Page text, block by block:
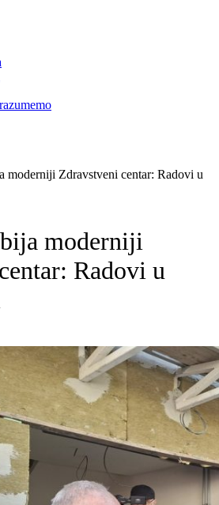
moderniji Zdravstveni centar: Radovi u
moderniji
Radovi u